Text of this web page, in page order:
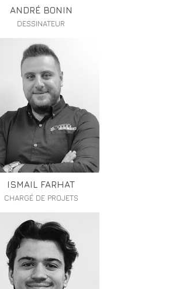
ANDRÉ BONIN
DESSINATEUR
ISMAIL FARHAT
CHARGÉ DE PROJETS